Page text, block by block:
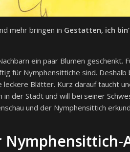
mehr bringen in Gestatten, ich
ein paar Blumen geschenkt.
für Nymphensittiche sind.
Blätter. Kurz darauf taucht
in der Stadt und will bei seiner
und der Nymphensittich
Nymphensittich-